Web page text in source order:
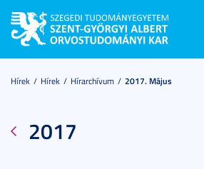
Hírek Hírek Hírarchívum 2017. Május
2017